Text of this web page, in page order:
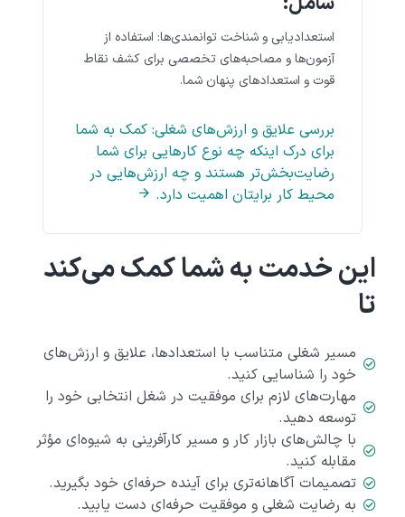
استعدادیابی و شناخت توانمندی‌ها: استفاده از
آزمون‌ها و مصاحبه‌های تخصصی برای کشف نقاط
قوت و استعدادهای پنهان شما.
بررسی علایق و ارزش‌های شغلی: کمک به شما
برای درک اینکه چه نوع کارهایی برای شما
رضایت‌بخش‌تر هستند و چه ارزش‌هایی در
محیط کار برایتان اهمیت دارد.
این خدمت به شما کمک می‌کند
تا
مسیر شغلی متناسب با استعدادها، علایق و ارزش‌های
خود را شناسایی کنید.
مهارت‌های لازم برای موفقیت در شغل انتخابی خود را
توسعه دهید.
با چالش‌های بازار کار و مسیر کارآفرینی به شیوه‌ای مؤثر
مقابله کنید.
تصمیمات آگاهانه‌تری برای آینده حرفه‌ای خود بگیرید.
به رضایت شغلی و موفقیت حرفه‌ای دست یابید.